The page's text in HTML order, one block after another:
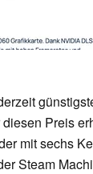
Preis
mit sechs
Steam